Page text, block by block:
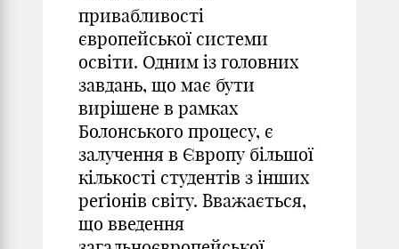
привабливості
європейської системи
освіти. Одним із головних
завдань, що має бути
вирішене в рамках
Болонського процесу, є
залучення в Європу більшої
кількості студентів з інших
реґіонів світу. Вважається,
що введення